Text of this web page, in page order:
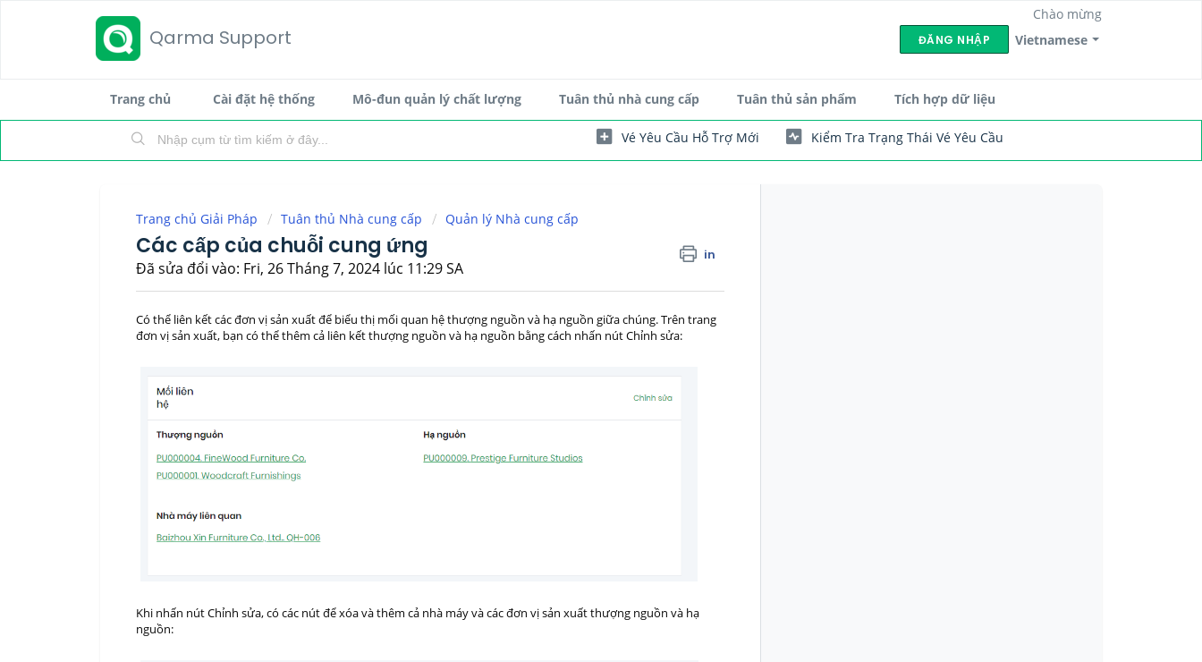
Qarma Support Vietnamese
Chào mừng
ĐĂNG NHẬP
Trang chủ Cài đặt hệ thống Mô-đun quản lý chất lượng Tuân thủ nhà cung cấp Tuân thủ sản phẩm Tích hợp dữ liệu
Vé Yêu Cầu Hỗ Trợ Mới Kiểm Tra Trạng Thái Vé Yêu Cầu
Trang chủ Giải Pháp Tuân thủ Nhà cung cấp Quản lý Nhà cung cấp
Các cấp của chuỗi cung ứng in
Đã sửa đổi vào: Fri, 26 Tháng 7, 2024 lúc 11:29 SA
Có thể liên kết các đơn vị sản xuất để biểu thị mối quan hệ thượng nguồn và hạ nguồn giữa chúng. Trên trang
đơn vị sản xuất, bạn có thể thêm cả liên kết thượng nguồn và hạ nguồn bằng cách nhấn nút Chỉnh sửa:
Khi nhấn nút Chỉnh sửa, có các nút để xóa và thêm cả nhà máy và các đơn vị sản xuất thượng nguồn và hạ
nguồn: